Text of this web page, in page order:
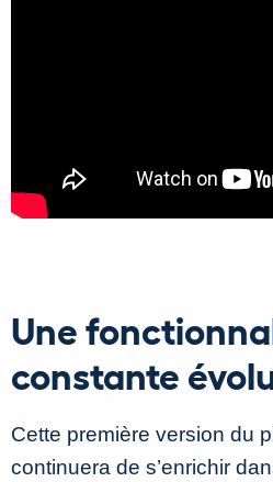
Une
constante
Cette première version du
continuera de s’enrichir